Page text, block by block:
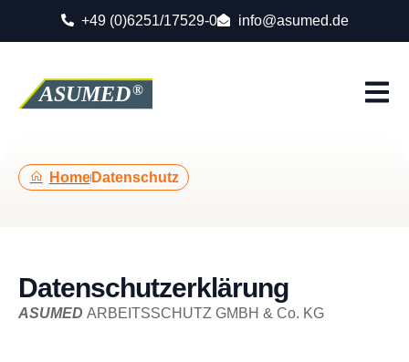
+49 (0)6251/17529-0 info@asumed.de
HomeDatenschutz
Datenschutzerklärung
ASUMED ARBEITSSCHUTZ GMBH & Co. KG